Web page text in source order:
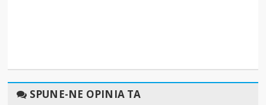
SPUNE-NE OPINIA TA